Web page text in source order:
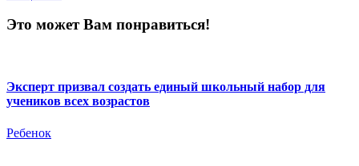
Это может Вам понравиться!
Эксперт призвал создать единый школьный набор для
учеников всех возрастов
Ребенок